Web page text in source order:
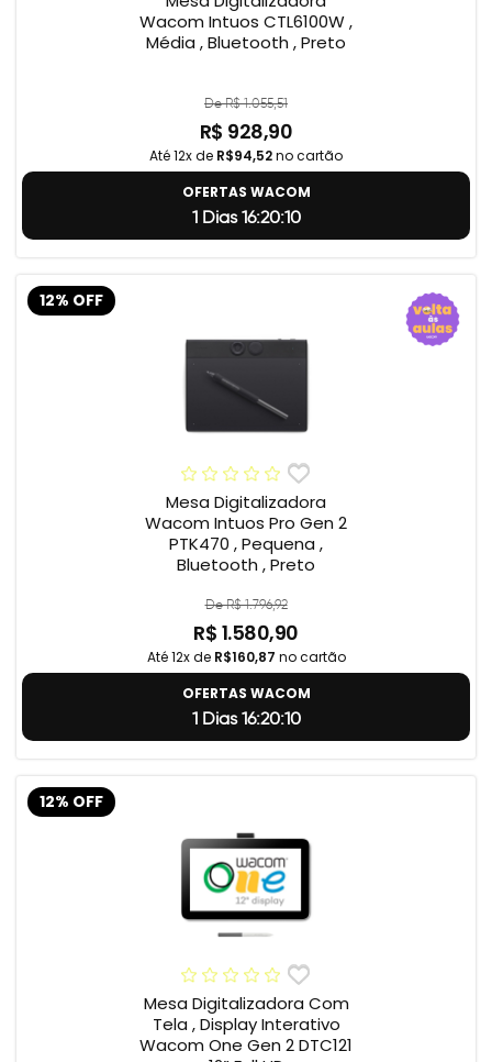
Wacom Intuos CTL6100W ,
Média , Bluetooth , Preto
De R$ 1.055,51
R$ 928,90
Até 12x de R$94,52no cartão
OFERTAS WACOM
1 Dias 16:20:9
12% OFF
Mesa Digitalizadora
Wacom Intuos Pro Gen 2
PTK470 , Pequena ,
Bluetooth , Preto
De R$ 1.796,92
R$ 1.580,90
Até 12x de R$160,87 no cartão
OFERTAS WACOM
1 Dias 16:20:9
12% OFF
Mesa Digitalizadora Com
Tela , Display Interativo
Wacom One Gen 2 DTC121